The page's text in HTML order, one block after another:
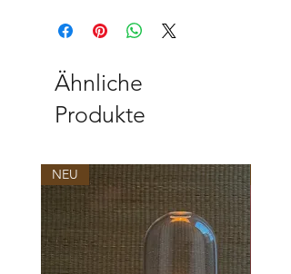
Ähnliche
Produkte
NEU